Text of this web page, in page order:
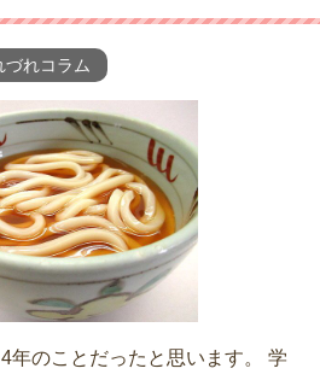
づれコラム
年のことだったと思います。 学